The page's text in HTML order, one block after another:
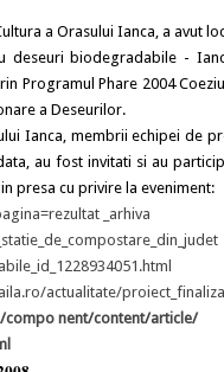
a Orasului Ianca, a avut
deseuri biodegradabile -
Programul Phare 2004
a Deseurilor.
Ianca, membrii echipei de
au fost invitati si au
presa cu privire la
_arhiva
actualitate/
nent/content/article/